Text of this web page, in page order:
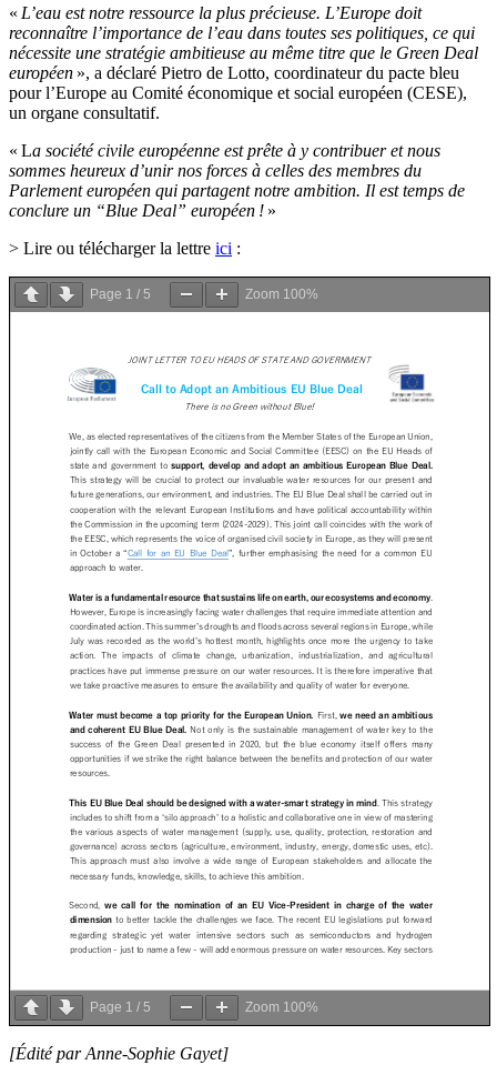
« L’eau est notre ressource la plus précieuse. L’Europe doit
reconnaître l’importance de l’eau dans toutes ses politiques, ce qui
nécessite une stratégie ambitieuse au même titre que le Green Deal
européen », a déclaré Pietro de Lotto, coordinateur du pacte bleu
pour l’Europe au Comité économique et social européen (CESE),
un organe consultatif.
« La société civile européenne est prête à y contribuer et nous
sommes heureux d’unir nos forces à celles des membres du
Parlement européen qui partagent notre ambition. Il est temps de
conclure un “Blue Deal” européen ! »
> Lire ou télécharger la lettre ici :
Page 1 / 5 Zoom 100%
Page 1 / 5 Zoom 100%
[Édité par Anne-Sophie Gayet]